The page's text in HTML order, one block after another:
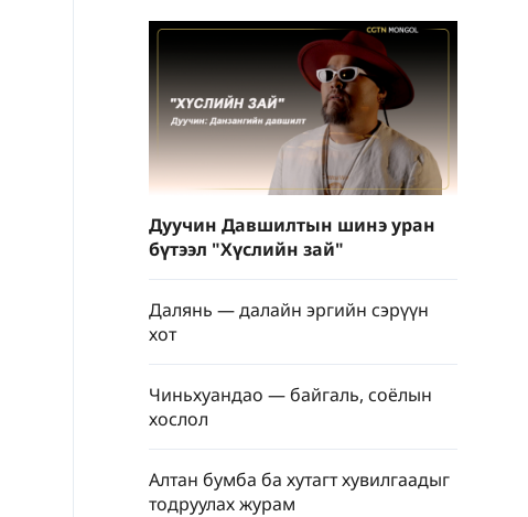
Дуучин Давшилтын шинэ уран
бүтээл "Хүслийн зай"
Далянь — далайн эргийн сэрүүн
хот
Чиньхуандао — байгаль, соёлын
хослол
Алтан бумба ба хутагт хувилгаадыг
тодруулах журам